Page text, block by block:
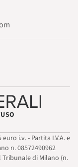
i.v. - Partita I.V.A. e
n. 08572490962
di Milano (n.